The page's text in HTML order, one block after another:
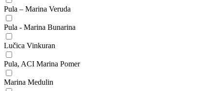
Pula – Marina Veruda
Pula - Marina Bunarina
Lučica Vinkuran
Pula, ACI Marina Pomer
Marina Medulin